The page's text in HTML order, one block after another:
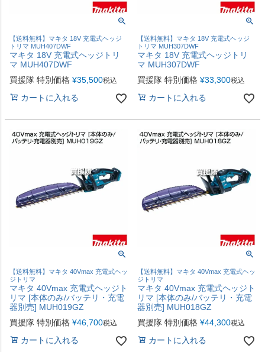
【送料無料】マキタ 18V 充電式ヘッジ
トリマ MUH407DWF
マキタ 18V 充電式ヘッジトリ
マ MUH407DWF
買援隊 特別価格 ¥35,500税込
カートに入れる
【送料無料】マキタ 18V 充電式ヘッジ
トリマ MUH307DWF
マキタ 18V 充電式ヘッジトリ
マ MUH307DWF
買援隊 特別価格 ¥33,300税込
カートに入れる
【送料無料】マキタ 40Vmax 充電式ヘッ
ジトリマ
マキタ 40Vmax 充電式ヘッジト
リマ [本体のみ/バッテリ・充電
器別売] MUH019GZ
買援隊 特別価格 ¥46,700税込
カートに入れる
【送料無料】マキタ 40Vmax 充電式ヘッ
ジトリマ
マキタ 40Vmax 充電式ヘッジト
リマ [本体のみ/バッテリ・充電
器別売] MUH018GZ
買援隊 特別価格 ¥44,300税込
カートに入れる